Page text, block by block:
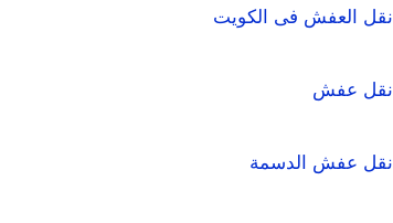
نقل العفش فى الكويت
نقل عفش
نقل عفش الدسمة